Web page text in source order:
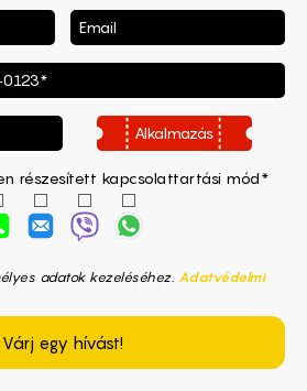
mezőt és a fókuszált
minőségét a
felületén
mentén elhelyezett
a lézersugár
szolgálnak.
Alkalmazás
részesített kapcsolattartási mód*
adatok kezeléséhez. Adatvédelmi
Várj egy hívást!